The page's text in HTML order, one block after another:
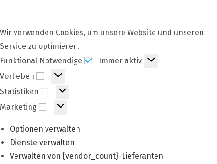
Wir verwenden Cookies, um unsere Website und unseren
Service zu optimieren.
Funktional Notwendige
Funktional
Immer aktiv
Vorlieben
Vorlieben
Statistiken Statistiken
Marketing Marketing
Optionen verwalten
Dienste verwalten
Verwalten von {vendor_count}-Lieferanten